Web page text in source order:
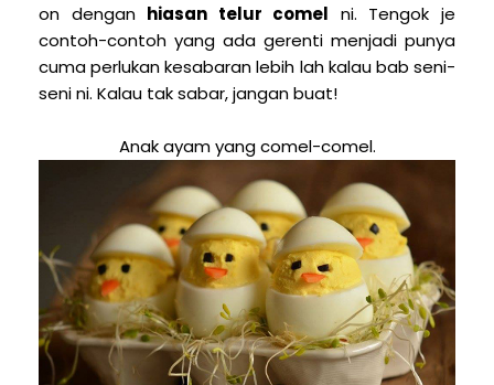
on dengan hiasan telur comel ni. Tengok je
contoh-contoh yang ada gerenti menjadi punya
cuma perlukan kesabaran lebih lah kalau bab seni-
seni ni. Kalau tak sabar, jangan buat!
Anak ayam yang comel-comel.